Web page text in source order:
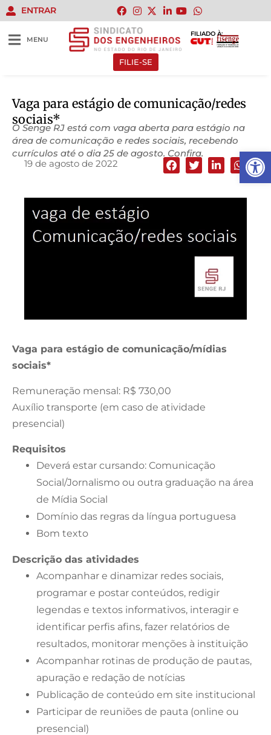
Abrir
ENTRAR
MENU
FILIADO À:
FILIE-SE
Vaga para estágio de comunicação/redes
sociais*
O Senge RJ está com vaga aberta para estágio na
área de comunicação e redes sociais, recebendo
currículos até o dia 25 de agosto. Confira.
19 de agosto de 2022
Vaga para estágio de comunicação/mídias
sociais*
Remuneração mensal: R$ 730,00
Auxílio transporte (em caso de atividade
presencial)
Requisitos
Deverá estar cursando: Comunicação
Social/Jornalismo ou outra graduação na área
de Mídia Social
Domínio das regras da língua portuguesa
Bom texto
Descrição das atividades
Acompanhar e dinamizar redes sociais,
programar e postar conteúdos, redigir
legendas e textos informativos, interagir e
identificar perfis afins, fazer relatórios de
resultados, monitorar menções à instituição
Acompanhar rotinas de produção de pautas,
apuração e redação de notícias
Publicação de conteúdo em site institucional
Participar de reuniões de pauta (online ou
presencial)